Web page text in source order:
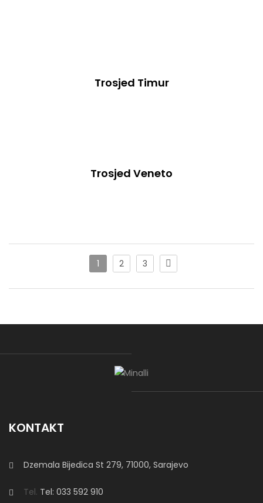
Trosjed Timur
Trosjed Veneto
Ajla
Ugao “Ajla” je modernа ugaona garnitura koja posjeduje
Miami Relax
dijelom, dimenzija
nasloni omogućavaju veliki komfor pri
prema želji kupca.
1 2 3
KONTAKT
Dzemala Bijedica St 279, 71000, Sarajevo
Tel. Tel: 033 592 910